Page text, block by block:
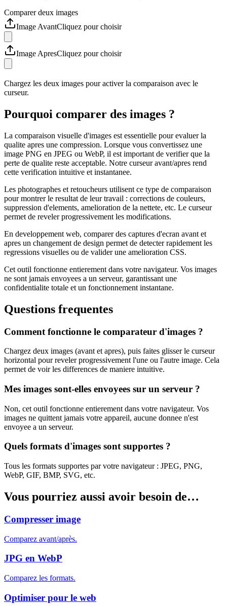
Comparer deux images
Image AvantCliquez pour choisir
Image ApresCliquez pour choisir
Chargez les deux images pour activer la comparaison avec le
curseur.
Pourquoi comparer des images ?
La comparaison visuelle d'images est essentielle pour evaluer la
qualite apres une compression. Lorsque vous convertissez une
image PNG en JPEG ou WebP, il est important de verifier que la
perte de qualite reste acceptable. Notre curseur avant/apres rend
cette verification intuitive et instantanee.
Les photographes et retoucheurs utilisent ce type de comparaison
pour montrer le resultat de leur travail : corrections de couleurs,
suppression d'elements, amelioration de la nettete, etc. Le curseur
permet de reveler progressivement les modifications.
En developpement web, comparer des captures d'ecran avant et
apres un changement de design permet de detecter rapidement les
regressions visuelles ou de valider une amelioration CSS.
Cet outil fonctionne entierement dans votre navigateur. Vos images
ne sont jamais envoyees a un serveur, garantissant une
confidentialite totale et un fonctionnement instantane.
Questions frequentes
Comment fonctionne le comparateur d'images ?
Chargez deux images (avant et apres), puis faites glisser le curseur
horizontal pour reveler progressivement l'une ou l'autre image. Cela
permet de voir les differences de maniere intuitive.
Mes images sont-elles envoyees sur un serveur ?
Non, cet outil fonctionne entierement dans votre navigateur. Vos
images ne quittent jamais votre appareil, aucune donnee n'est
envoyee a un serveur.
Quels formats d'images sont supportes ?
Tous les formats supportes par votre navigateur : JPEG, PNG,
WebP, GIF, BMP, SVG, etc.
Vous pourriez aussi avoir besoin de…
Compresser image
Comparez avant/après.
JPG en WebP
Comparez les formats.
Optimiser pour le web